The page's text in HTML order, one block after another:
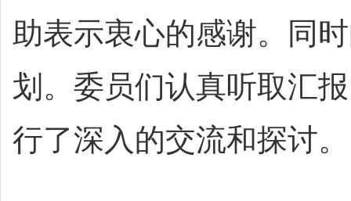
助表示衷心的感谢。同
划。委员们认真听取汇
行了深入的交流和探讨。